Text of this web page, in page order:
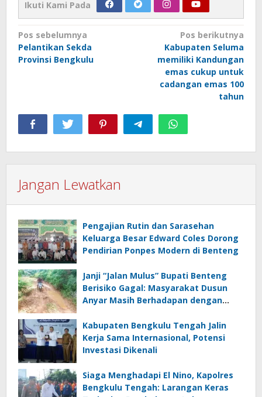
Ikuti Kami Pada
Navigasi
pos
Pos sebelumnya
Pelantikan Sekda
Provinsi Bengkulu
Pos berikutnya
Kabupaten Seluma
memiliki Kandungan
emas cukup untuk
cadangan emas 100
tahun
Jangan Lewatkan
Pengajian Rutin dan Sarasehan
Keluarga Besar Edward Coles Dorong
Pendirian Ponpes Modern di Benteng
Janji “Jalan Mulus” Bupati Benteng
Berisiko Gagal: Masyarakat Dusun
Anyar Masih Berhadapan dengan
Kabupaten Bengkulu Tengah Jalin
Kerja Sama Internasional, Potensi
Investasi Dikenali
Siaga Menghadapi El Nino, Kapolres
Bengkulu Tengah: Larangan Keras